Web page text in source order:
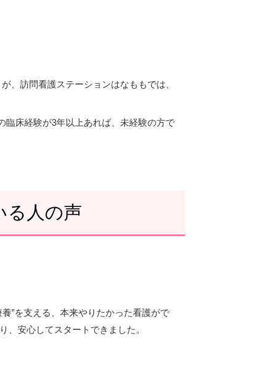
、訪問看護ステーションはなももでは、
臨床経験が3年以上あれば、未経験の方で
る人の声
”を支える、本来やりたかった看護がで
、安心してスタートできました。